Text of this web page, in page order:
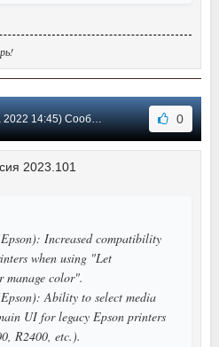
14:45) Сообщение #61 0
2023.101
Increased compatibility
when using "Let
manage color".
Ability to select media
UI for legacy Epson printers
R2400, etc.).